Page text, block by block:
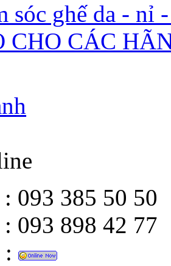
sóc ghế da - nỉ
CHO CÁC
093 385 50 50
093 898 42 77
: